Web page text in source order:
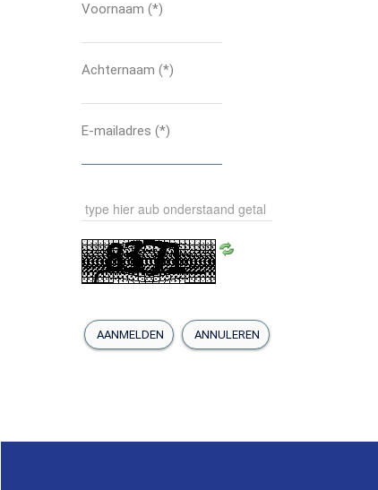
SON EN BREUGEL TV
WEBSITES
RECENT
Wijkondersteuner
SBV-team
buurtactiviteiten organiseren, maar
Voornaam (*)
Achternaam (*)
E-mailadres (*)
AANMELDEN ANNULEREN